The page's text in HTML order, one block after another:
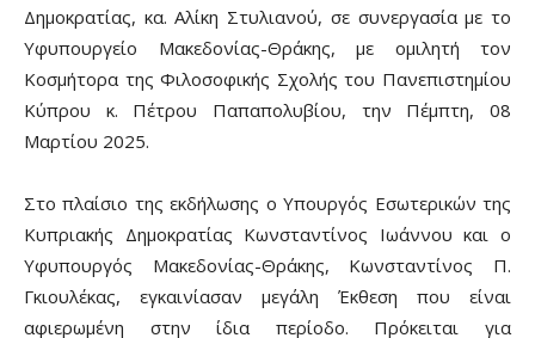
Δημοκρατίας, κα. Αλίκη Στυλιανού, σε συνεργασία με το
Υφυπουργείο Μακεδονίας-Θράκης, με ομιλητή τον
Κοσμήτορα της Φιλοσοφικής Σχολής του Πανεπιστημίου
Κύπρου κ. Πέτρου Παπαπολυβίου, την Πέμπτη, 08
Μαρτίου 2025.
Στο πλαίσιο της εκδήλωσης ο Υπουργός Εσωτερικών της
Κυπριακής Δημοκρατίας Κωνσταντίνος Ιωάννου και ο
Υφυπουργός Μακεδονίας-Θράκης, Κωνσταντίνος Π.
Γκιουλέκας, εγκαινίασαν μεγάλη Έκθεση που είναι
αφιερωμένη στην ίδια περίοδο. Πρόκειται για